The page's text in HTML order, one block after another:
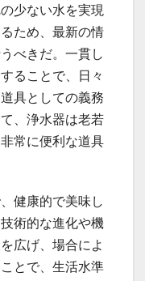
少ない水を実現
ため、最新の情
べきだ。一貫し
ることで、日々
具としての義務
、浄水器は老若
常に便利な道具
健康的で美味し
術的な進化や機
広げ、場合によ
とで、生活水準